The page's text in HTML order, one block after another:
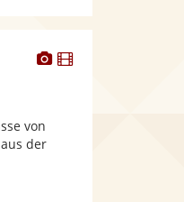
DieserDieser
von
der